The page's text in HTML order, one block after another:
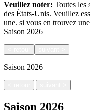
Veuillez noter: Toutes les
des États-Unis. Veuillez
une. si vous en trouvez
Saison 2026
Saison 2026
|
Saison 2026